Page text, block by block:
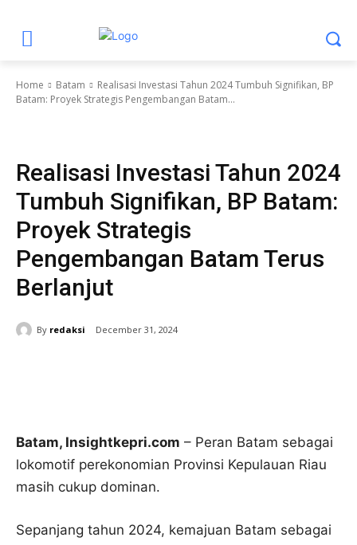
Home Batam
Realisasi Investasi Tahun 2024 Tumbuh Signifikan, BP
Batam: Proyek Strategis Pengembangan Batam...
Realisasi Investasi Tahun 2024
Tumbuh Signifikan, BP Batam:
Proyek Strategis
Pengembangan Batam Terus
Berlanjut
By redaksi December 31, 2024
Batam, Insightkepri.com – Peran Batam sebagai
lokomotif perekonomian Provinsi Kepulauan Riau
masih cukup dominan.
Sepanjang tahun 2024, kemajuan Batam sebagai